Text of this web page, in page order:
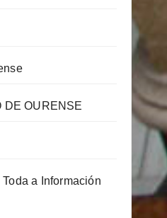
DE OURENSE
a Información